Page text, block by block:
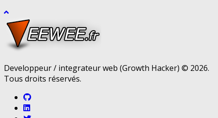
Developpeur / integrateur web (Growth Hacker) © 2026.
Tous droits réservés.